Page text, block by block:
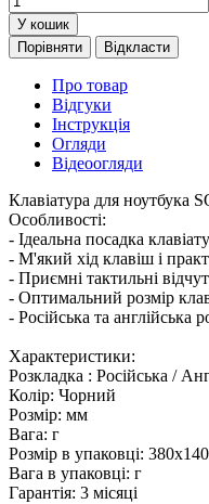
У кошик
Порівняти
Відкласти
Про товар
Відгуки
Інструкція
Огляди
Відеоогляди
Клавіатура для ноутбука
Особливості:
- Ідеальна посадка
- М'який хід клавіш і
- Приємні тактильні
- Оптимальний розмір
- Російська та англійська
Характеристики:
Розкладка : Російська /
Колір: Чорний
Розмір: мм
Вага: г
Розмір в упаковці:
Вага в упаковці: г
Гарантія: 3 місяці